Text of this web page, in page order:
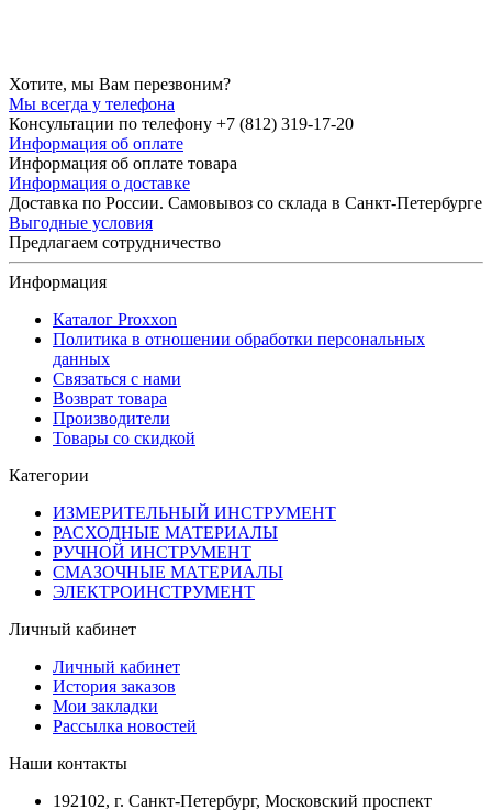
Хотите, мы Вам перезвоним?
Мы всегда у телефона
Консультации по телефону +7 (812) 319-17-20
Информация об оплате
Информация об оплате товара
Информация о доставке
Доставка по России. Самовывоз со склада в Санкт-Петербурге
Выгодные условия
Предлагаем сотрудничество
Информация
Каталог Proxxon
Политика в отношении обработки персональных
данных
Связаться с нами
Возврат товара
Производители
Товары со скидкой
Категории
ИЗМЕРИТЕЛЬНЫЙ ИНСТРУМЕНТ
РАСХОДНЫЕ МАТЕРИАЛЫ
РУЧНОЙ ИНСТРУМЕНТ
СМАЗОЧНЫЕ МАТЕРИАЛЫ
ЭЛЕКТРОИНСТРУМЕНТ
Личный кабинет
Личный кабинет
История заказов
Мои закладки
Рассылка новостей
Наши контакты
192102, г. Санкт-Петербург, Московский проспект